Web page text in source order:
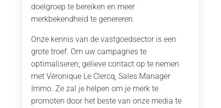
doelgroep te bereiken en meer
merkbekendheid te genereren.
Onze kennis van de vastgoedsector is een
grote troef. Om uw campagnes te
optimaliseren, gelieve contact op te nemen
met Véronique Le Clercq, Sales Manager
Immo. Ze zal je helpen om je merk te
promoten door het beste van onze media te